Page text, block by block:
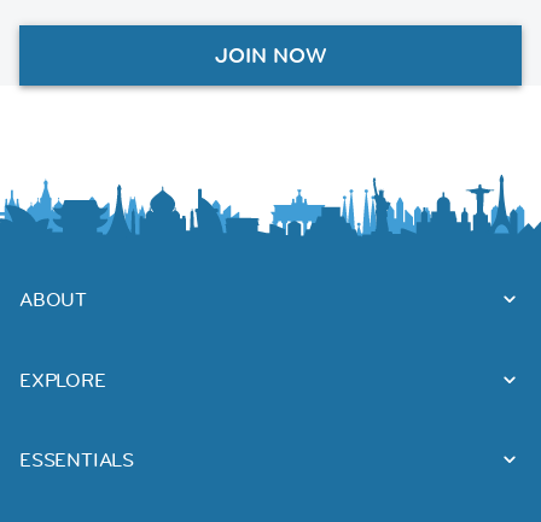
JOIN NOW
ABOUT
EXPLORE
ESSENTIALS